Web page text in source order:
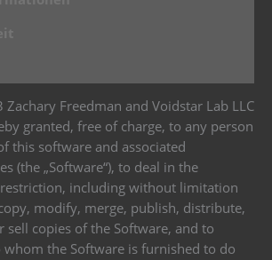
Zachary Freedman and Voidstar Lab LLC
granted, free of charge, to any person
this software and associated
(the „Software“), to deal in the
including without limitation
modify, merge, publish, distribute,
sell copies of the Software, and to
the Software is furnished to do